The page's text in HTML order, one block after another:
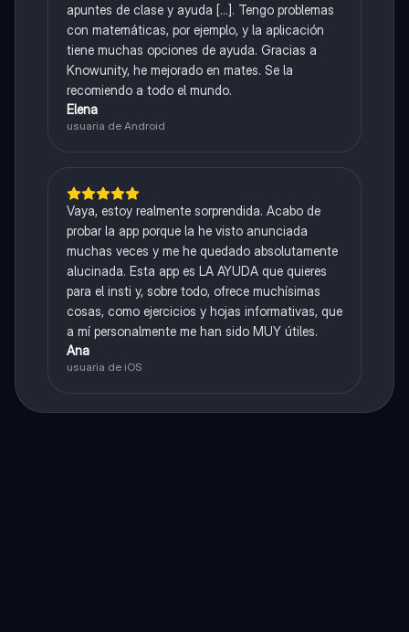
apuntes de clase y ayuda [...]. Tengo problemas
con matemáticas, por ejemplo, y la aplicación
tiene muchas opciones de ayuda. Gracias a
Knowunity, he mejorado en mates. Se la
recomiendo a todo el mundo.
Elena
usuaria de Android
Vaya, estoy realmente sorprendida. Acabo de
probar la app porque la he visto anunciada
muchas veces y me he quedado absolutamente
alucinada. Esta app es LA AYUDA que quieres
para el insti y, sobre todo, ofrece muchísimas
cosas, como ejercicios y hojas informativas, que
a mí personalmente me han sido MUY útiles.
Ana
usuaria de iOS